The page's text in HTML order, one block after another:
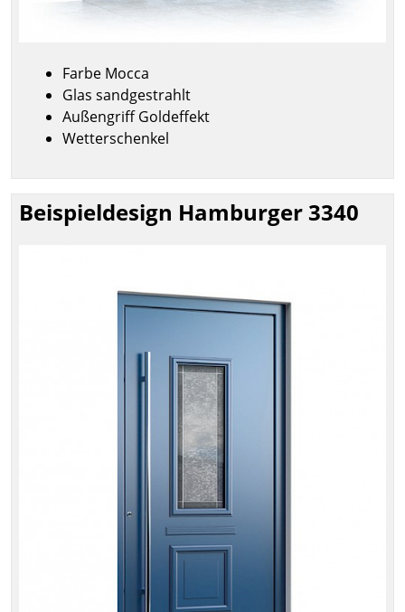
Farbe Mocca
Glas sandgestrahlt
Außengriff Goldeffekt
Wetterschenkel
Beispieldesign Hamburger 3340